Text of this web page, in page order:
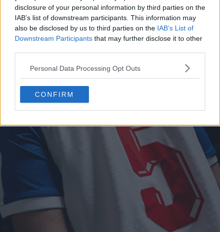
disclosure of your personal information by third parties on the
IAB’s list of downstream participants. This information may
also be disclosed by us to third parties on the IAB’s List of
Downstream Participants that may further disclose it to other
Personal Data Processing Opt Outs
CONFIRM